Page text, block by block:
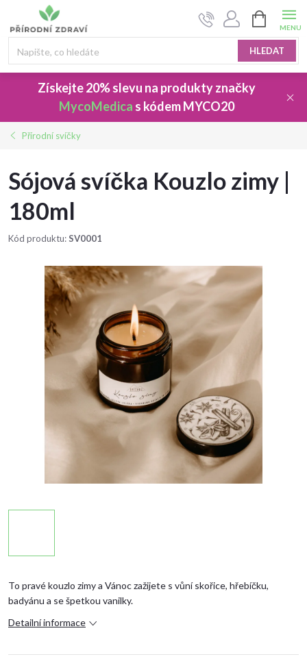
obsah
HLEDAT
KOŠÍK
Získejte 20% slevu na produkty značky
MycoMedica s kódemMYCO20
Přírodní svíčky
Sójová svíčka Kouzlo zimy |
180ml
Kód produktu:SV0001
To pravé kouzlo zimy a Vánoc zažijete s vůní skořice, hřebíčku,
badyánu a se špetkou vanilky.
Detailní informace